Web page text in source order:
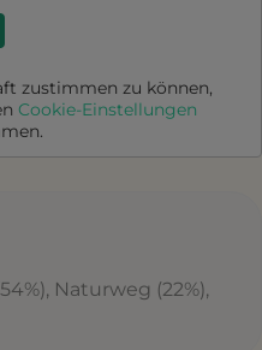
zustimmen zu können,
Cookie-Einstellungen
Naturweg (22%),